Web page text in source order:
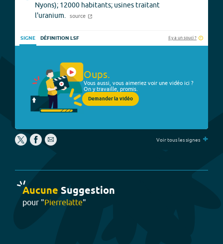
Nyons); 12000 habitants; usines traitant
l'uranium.
source
SIGNE DÉFINITION LSF Il y a un souci ?
Oups.
Vous aussi, vous aimeriez voir une vidéo ici ?
On y travaille, promis.
Demander la vidéo
Voir tous les signes +
Aucune Suggestion
pour "Pierrelatte"